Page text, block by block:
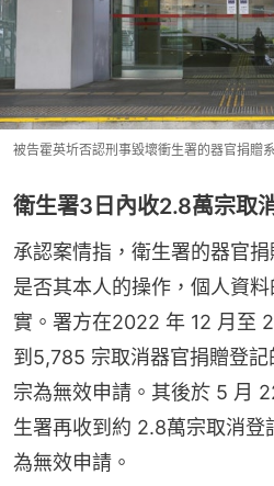
被告霍英圻否認刑事毀壞衝生署的器官捐贈
衛生署3日內收2.8萬宗取
承認案情指，衛生署的器官
是否其本人的操作，個人資
實。署方在2022 年 12 月至
到5,785 宗取消器官捐贈登
宗為無效申請。其後於 5 月
生署再收到約 2.8萬宗取消登
為無效申請。